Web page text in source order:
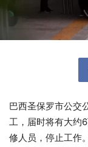
巴西圣保罗市公交
工，届时将有大约
修人员，停止工作